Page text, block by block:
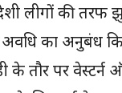
लीगों की तरफ
का अनुबंध
तौर पर वेस्टर्न